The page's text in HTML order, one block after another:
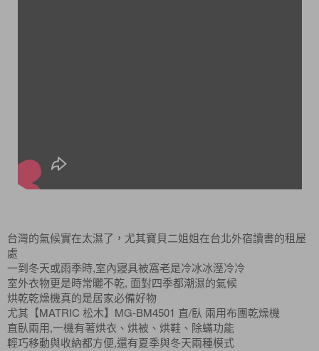
台灣的氣候實在太濕了，尤其寶貝二姐姐在台北外宿讀書的租屋
處
一到冬天或雨季時,室內寢具被窩老是冷冰冰溼冷冷
室外衣物更是時常曬不乾, 面對四季都潮濕的氣候
烘乾乾燥機真的是居家必備好物
尤其【MATRIC 松木】MG-BM4501 直/臥 兩用布團乾燥機
直臥兩用,一機有著烘衣、烘被、烘鞋、除蟎功能
輕巧移動與收納都方便,還有夏季與冬天兩種模式